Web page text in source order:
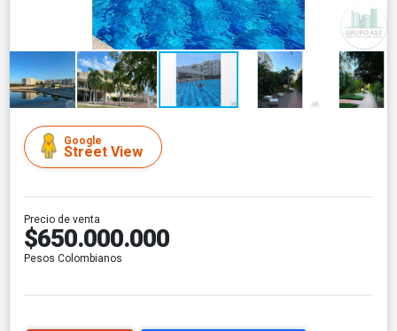
Google
Street View
Precio de venta
$650.000.000
Pesos Colombianos